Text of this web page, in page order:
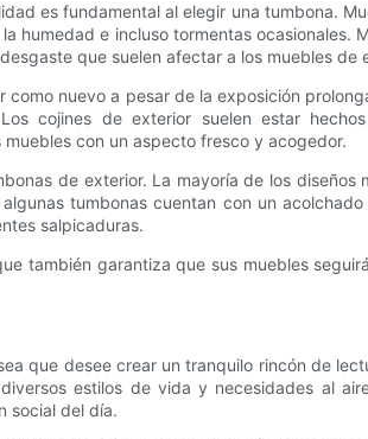
es fundamental al elegir una tumbona.
e incluso tormentas ocasionales.
que suelen afectar a los muebles de
nuevo a pesar de la exposición
cojines de exterior suelen estar
con un aspecto fresco y acogedor.
de exterior. La mayoría de los diseños
tumbonas cuentan con un
salpicaduras.
también garantiza que sus muebles
que desee crear un tranquilo rincón de
estilos de vida y necesidades al
social del día.